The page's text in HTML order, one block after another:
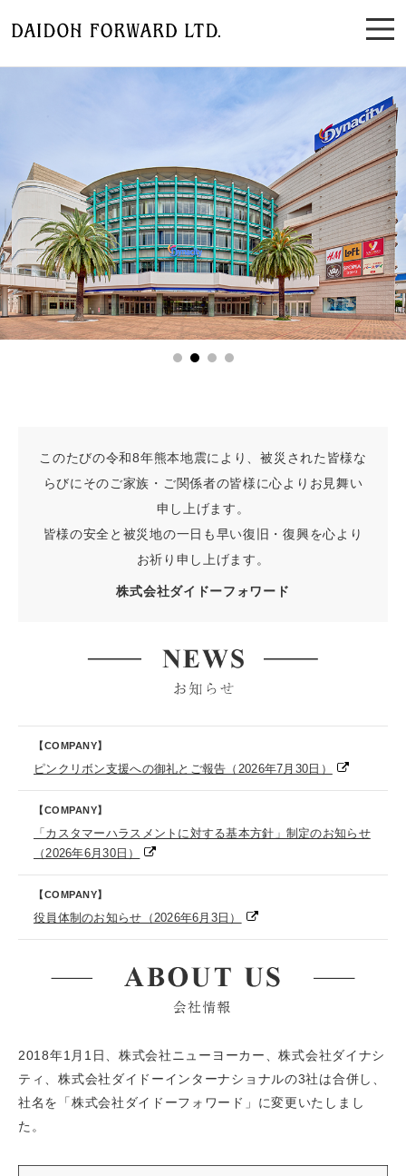
このたびの令和8年熊本地震により、被災された皆様な
らびにそのご家族・ご関係者の皆様に心よりお見舞い
申し上げます。
皆様の安全と被災地の一日も早い復旧・復興を心より
お祈り申し上げます。
株式会社ダイドーフォワード
【COMPANY】
ピンクリボン支援への御礼とご報告（2026年7月30日）
【COMPANY】
「カスタマーハラスメントに対する基本方針」制定のお知らせ
（2026年6月30日）
【COMPANY】
役員体制のお知らせ（2026年6月3日）
2018年1月1日、株式会社ニューヨーカー、株式会社ダイナシ
ティ、株式会社ダイドーインターナショナルの3社は合併し、
社名を「株式会社ダイドーフォワード」に変更いたしまし
た。